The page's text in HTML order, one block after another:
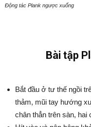
Động tác Plank ngược xuống
Bài tập
Bắt đầu ở tư thế ngồi
thảm, mũi tay hướng
chân thẳn trên sàn, hai